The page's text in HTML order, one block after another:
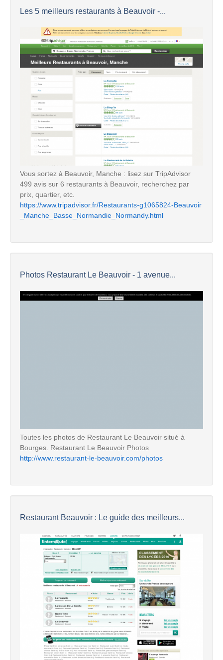
Les 5 meilleurs restaurants à Beauvoir -...
Vous sortez à Beauvoir, Manche : lisez sur TripAdvisor
499 avis sur 6 restaurants à Beauvoir, recherchez par
prix, quartier, etc.
https://www.tripadvisor.fr/Restaurants-g1065824-Beauvoir
_Manche_Basse_Normandie_Normandy.html
Photos Restaurant Le Beauvoir - 1 avenue...
Toutes les photos de Restaurant Le Beauvoir situé à
Bourges. Restaurant Le Beauvoir Photos
http://www.restaurant-le-beauvoir.com/photos
Restaurant Beauvoir : Le guide des meilleurs...